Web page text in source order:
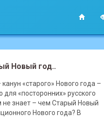
Новый год..
«старого» Нового года –
для «посторонних» русского
не знает – чем Старый Новый
Нового года? В